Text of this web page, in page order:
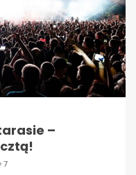
–
7